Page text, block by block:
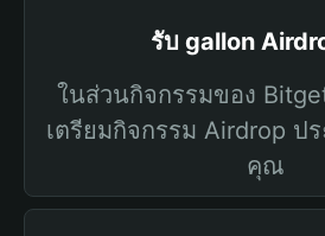
รับ gallon
ในส่วนกิจกรรมของ
เตรียมกิจกรรม Airdrop ปร
คุณ